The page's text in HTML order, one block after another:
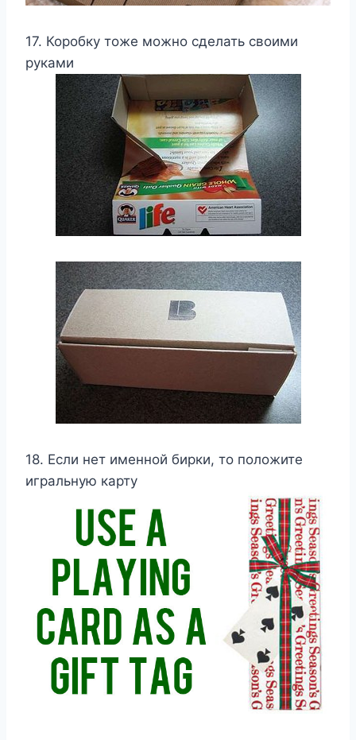
17. Коробку тоже можно сделать своими
руками
18. Если нет именной бирки, то положите
игральную карту